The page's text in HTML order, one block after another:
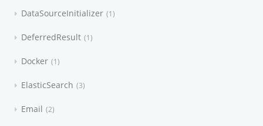
DataSourceInitializer 1
DeferredResult 1
Docker 1
ElasticSearch 3
Email 2